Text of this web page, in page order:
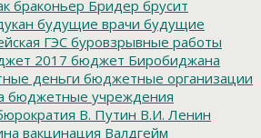
браконьер Бридер брусит
будущие врачи будущие
ГЭСбуровзрывные работы
2017 бюджет Биробиджана
деньги бюджетные организации
бюджетные учреждения
В. Путин В.И. Ленин
вакцинация Валдгейм